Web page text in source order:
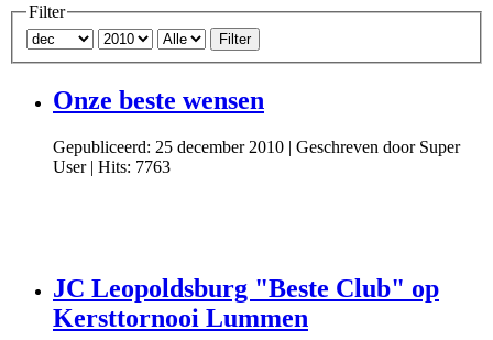
Filter
Filter
Onze beste wensen
Gepubliceerd: 25 december 2010 | Geschreven door Super
User| Hits: 7763
JC Leopoldsburg "Beste Club" op
Kersttornooi Lummen